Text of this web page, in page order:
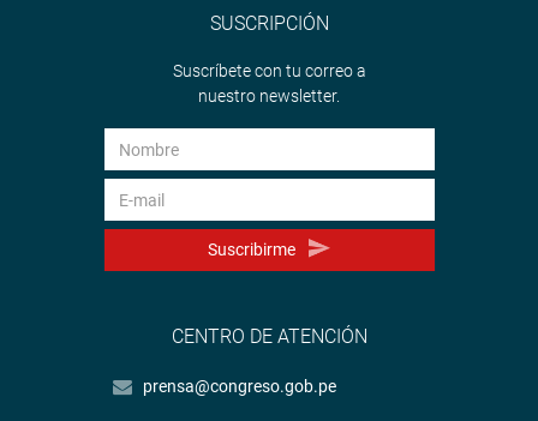
SUSCRIPCIÓN
Suscríbete con tu correo a
nuestro newsletter.
Suscribirme
CENTRO DE ATENCIÓN
prensa@congreso.gob.pe